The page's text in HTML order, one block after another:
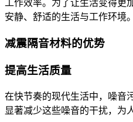
工作效率。为了让生活变得更
安静、舒适的生活与工作环境。
减震隔音材料的优势
提高生活质量
在快节奏的现代生活中，噪音
显著减少这些噪音的干扰，为